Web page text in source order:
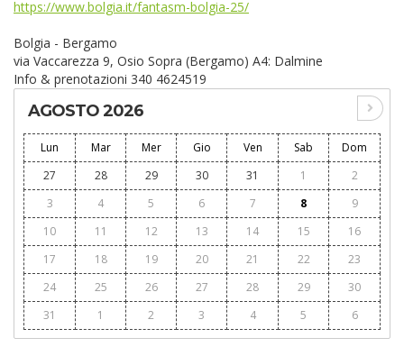
https://www.bolgia.it/fantasm-bolgia-25/
Bolgia - Bergamo
via Vaccarezza 9, Osio Sopra (Bergamo) A4: Dalmine
Info & prenotazioni 340 4624519
AGOSTO 2026
Lun Mar Mer Gio Ven Sab
Dom
27
28 29 30 31 1
2
3
4 5 6 7 8
9
10
11 12 13 14 15
16
17
18 19 20 21 22
23
24
25 26 27 28 29
30
31
1 2 3 4 5 6